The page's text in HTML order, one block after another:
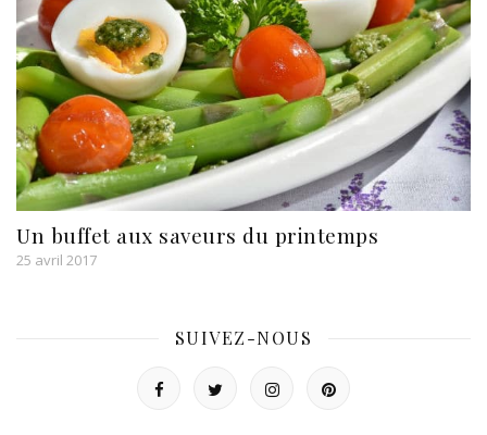
Un buffet aux saveurs du printemps
25 avril 2017
SUIVEZ-NOUS